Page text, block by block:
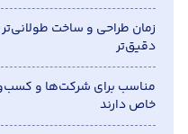
زمان طراحی و ساخت
دقیق‌تر
مناسب برای شرکت‌ها و
خاص دارند